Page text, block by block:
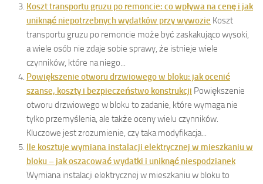
Koszt transportu gruzu po remoncie: co wpływa na cenę i jak
uniknąć niepotrzebnych wydatków przy wywozie Koszt
transportu gruzu po remoncie może być zaskakująco wysoki,
a wiele osób nie zdaje sobie sprawy, że istnieje wiele
czynników, które na niego...
Powiększenie otworu drzwiowego w bloku: jak ocenić
szanse, koszty i bezpieczeństwo konstrukcji Powiększenie
otworu drzwiowego w bloku to zadanie, które wymaga nie
tylko przemyślenia, ale także oceny wielu czynników.
Kluczowe jest zrozumienie, czy taka modyfikacja...
Ile kosztuje wymiana instalacji elektrycznej w mieszkaniu w
bloku – jak oszacować wydatki i uniknąć niespodzianek
Wymiana instalacji elektrycznej w mieszkaniu w bloku to